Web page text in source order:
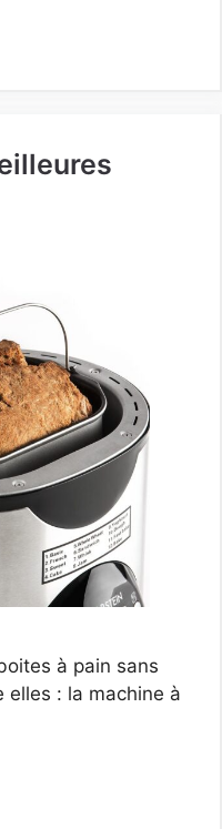
à pain sans
elles : la machine à